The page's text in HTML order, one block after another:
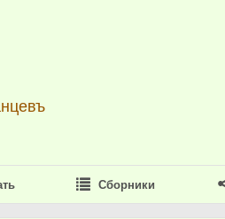
Сборники